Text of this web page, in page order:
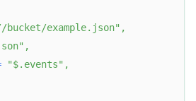
example.json" ,
,
"$.events" ,